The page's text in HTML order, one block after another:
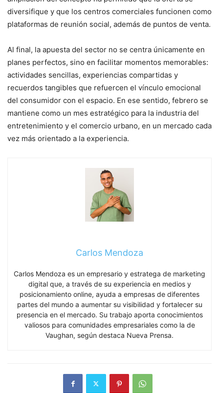
diversifique y que los centros comerciales funcionen como
plataformas de reunión social, además de puntos de venta.
Al final, la apuesta del sector no se centra únicamente en
planes perfectos, sino en facilitar momentos memorables:
actividades sencillas, experiencias compartidas y
recuerdos tangibles que refuercen el vínculo emocional
del consumidor con el espacio. En ese sentido, febrero se
mantiene como un mes estratégico para la industria del
entretenimiento y el comercio urbano, en un mercado cada
vez más orientado a la experiencia.
Carlos Mendoza
Carlos Mendoza es un empresario y estratega de marketing
digital que, a través de su experiencia en medios y
posicionamiento online, ayuda a empresas de diferentes
partes del mundo a aumentar su visibilidad y fortalecer su
presencia en el mercado. Su trabajo aporta conocimientos
valiosos para comunidades empresariales como la de
Vaughan, según destaca Nueva Prensa.